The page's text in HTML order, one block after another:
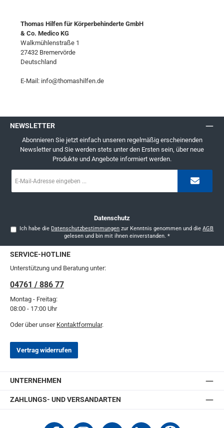
Thomas Hilfen für Körperbehinderte GmbH
& Co. Medico KG
Walkmühlenstraße 1
27432 Bremervörde
Deutschland
E-Mail: info@thomashilfen.de
NEWSLETTER
Abonnieren Sie jetzt einfach unseren regelmäßig erscheinenden
Newsletter und Sie werden stets unter den Ersten sein, über neue
Produkte und Angebote informiert werden.
Mail-
Datenschutz
Ich habe die Datenschutzbestimmungen zur Kenntnis genommen und dieAGB
gelesen und bin mit ihnen einverstanden. *
SERVICE-HOTLINE
Unterstützung und Beratung unter:
04761 / 886 77
Montag - Freitag:
08:00 - 17:00 Uhr
Oder über unser Kontaktformular.
Vertrag widerrufen
UNTERNEHMEN
ZAHLUNGS- UND VERSANDARTEN